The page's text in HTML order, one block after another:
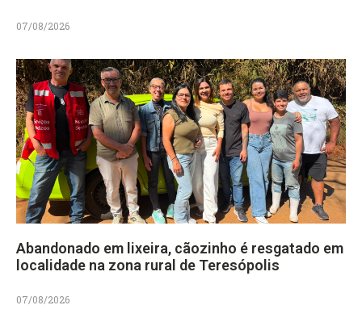
07/08/2026
Abandonado em lixeira, cãozinho é resgatado em
localidade na zona rural de Teresópolis
07/08/2026